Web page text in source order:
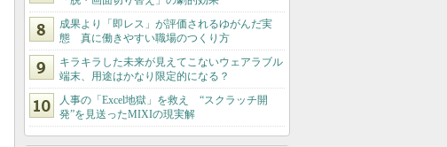
成果より「即レス」が評価されるゆがんだ実
態 真に働きやすい職場のつくり方
キラキラした未来が見えてこないウェアラブル
端末、用途はかなり限定的になる？
人事の「Excel地獄」を救え “スクラッチ開
発”を見送ったMIXIの現実解